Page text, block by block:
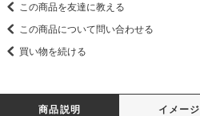
この商品を友達に教える
この商品について問い合わせる
買い物を続ける
商品説明 イメージ